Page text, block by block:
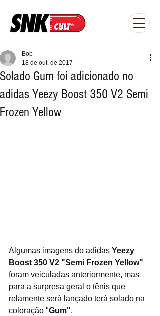
Solado Gum foi adicionado no
adidas Yeezy Boost 350 V2 Semi
Frozen Yellow
Bob
18 de out. de 2017
Algumas imagens do adidas Yeezy
Boost 350 V2 "Semi Frozen Yellow"
foram veiculadas anteriormente, mas
para a surpresa geral o tênis que
relamente será lançado terá solado na
coloração "Gum".